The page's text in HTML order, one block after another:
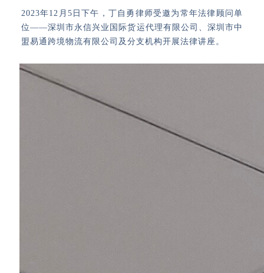
2023年12月5日下午，丁自勇律师受邀为常年法律顾问单
位——深圳市永信兴业国际货运代理有限公司、深圳市中
盟易通跨境物流有限公司及分支机构开展法律讲座。